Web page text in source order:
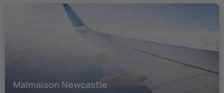
Malmaison Newcastle